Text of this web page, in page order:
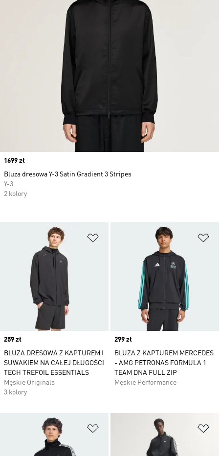
Dodaj do listy życzeń
Price
259 zł
BLUZA DRESOWA Z KAPTUREM I
SUWAKIEM NA CAŁEJ DŁUGOŚCI
TECH TREFOIL ESSENTIALS
Męskie Originals
3 kolory
Price
299 zł
BLUZA Z KAPTUREM MERCEDES
- AMG PETRONAS FORMULA 1
TEAM DNA FULL ZIP
Męskie Performance
Dodaj do listy życzeń
Price
1699 zł
Bluza dresowa Y-3 Satin Gradient 3 Stripes
Y-3
2 kolory